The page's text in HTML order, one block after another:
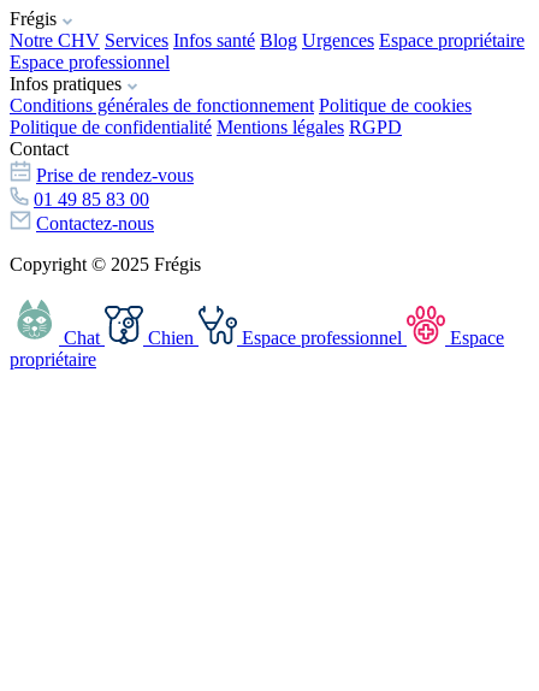
Frégis
Notre CHV Services Infos santé Blog Urgences Espace propriétaire
Espace professionnel
Infos pratiques
Conditions générales de fonctionnement Politique de cookies
Politique de confidentialité Mentions légales RGPD
Contact
Prise de rendez-vous
01 49 85 83 00
Contactez-nous
Copyright © 2025 Frégis
Chat Chien Espace professionnel
Espace
propriétaire